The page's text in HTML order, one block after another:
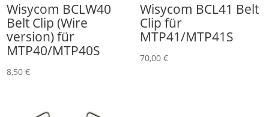
Wisycom BCLW40
Belt Clip (Wire
version) für
MTP40/MTP40S
8,50€
Wisycom BCL41 Belt
Clip für
MTP41/MTP41S
70,00 €